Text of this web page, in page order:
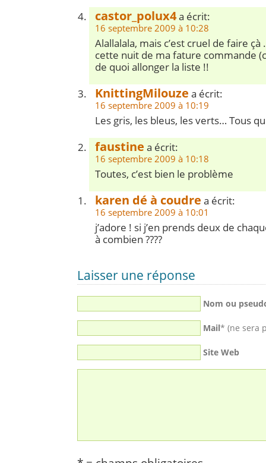
castor_polux4a écrit:
16 septembre 2009 à 10:28
Alallalala, mais c’est cruel de faire
cette nuit de ma fature commande
de quoi allonger la liste !!
KnittingMilouze a écrit:
16 septembre 2009 à 10:19
Les gris, les bleus, les verts… Tous
faustine a écrit:
16 septembre 2009 à 10:18
Toutes, c’est bien le problème
karen dé à coudre a écrit:
16 septembre 2009 à 10:01
j’adore ! si j’en prends deux de
à combien ????
Laisser une réponse
Nom ou
Mail* (ne sera
Site Web